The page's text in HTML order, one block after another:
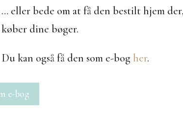
… eller bede om at få den bestilt hjem
køber dine bøger.
Du kan også få den som e-bog her.
e-bog